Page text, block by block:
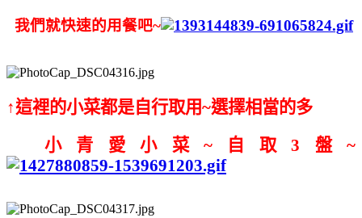
我們就快速的用餐吧~
↑這裡的小菜都是自行取用~選擇相當的多
小青愛小菜~自取3盤~